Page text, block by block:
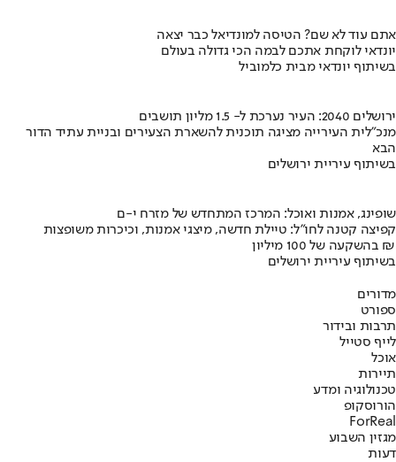
אתם עוד לא שם? הטיסה למונדיאל כבר יצאה
יונדאי לוקחת אתכם לבמה הכי גדולה בעולם
בשיתוף יונדאי מבית כלמוביל
ירושלים 2040: העיר נערכת ל- 1.5 מליון תושבים
מנכ"לית העירייה מציגה תוכנית להשארת הצעירים ובניית עתיד הדור
הבא
בשיתוף עיריית ירושלים
שופינג, אמנות ואוכל: המרכז המתחדש של מזרח י-ם
קפיצה קטנה לחו"ל: טיילת חדשה, מיצגי אמנות, וכיכרות משופצות
בהשקעה של 100 מיליון ₪
בשיתוף עיריית ירושלים
מדורים
ספורט
תרבות ובידור
לייף סטייל
אוכל
תיירות
טכנולוגיה ומדע
הורוסקופ
ForReal
מגזין השבוע
דעות